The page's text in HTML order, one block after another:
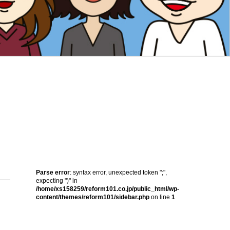
Parse error: syntax error, unexpected token ";",
expecting ")" in
/home/xs158259/reform101.co.jp/public_html/wp-
content/themes/reform101/sidebar.php on line 1